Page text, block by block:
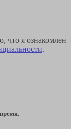
что я ознакомлен
.